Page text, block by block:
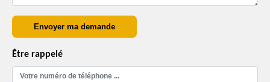
Être rappelé